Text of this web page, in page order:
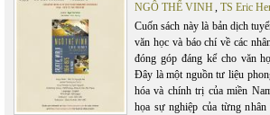
NGÔ THẾ VINH, TS Eric
Cuốn sách này là bản dịch
văn học và báo chí về các
đóng góp đáng kể cho văn
Đây là một nguồn tư liệu
hóa và chính trị của miền
họa sự nghiệp của từng